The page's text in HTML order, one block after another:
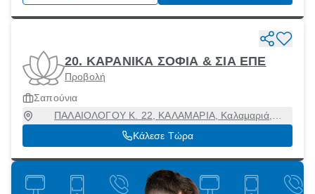
20. ΚΑΡΑΝΙΚΑ ΣΟΦΙΑ & ΣΙΑ ΕΠΕ
Προβολή
Σαπούνια
ΠΑΛΑΙΟΛΟΓΟΥ Κ. 22, ΚΑΛΑΜΑΡΙΑ, Καλαμαριά,
Θεσσαλονίκη, 55133
Κάλεσε Τώρα